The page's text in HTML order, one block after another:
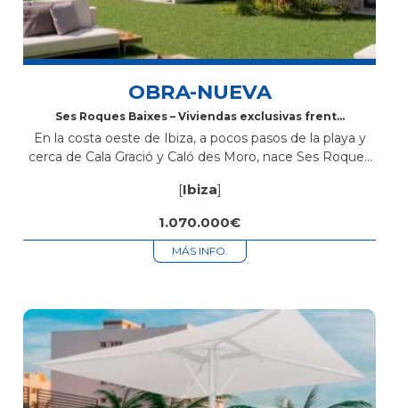
OBRA-NUEVA
Ses Roques Baixes – Viviendas exclusivas frente
En la costa oeste de Ibiza, a pocos pasos de la playa y
cerca de Cala Gració y Caló des Moro, nace Ses Roques
ibicenco,...
[Ibiza]
1.070.000€
MÁS INFO.